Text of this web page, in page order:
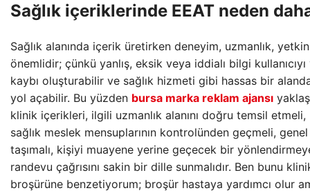
Sağlık içeriklerinde EEAT neden
Sağlık alanında içerik üretirken deneyim, uzmanlık,
önemlidir; çünkü yanlış, eksik veya iddialı bilgi
kaybı oluşturabilir ve sağlık hizmeti gibi hassas bir
yol açabilir. Bu yüzden bursa marka reklam ajansı
klinik içerikleri, ilgili uzmanlık alanını doğru temsil
sağlık meslek mensuplarının kontrolünden geçmeli,
taşımalı, kişiyi muayene yerine geçecek bir
randevu çağrısını sakin bir dille sunmalıdır. Ben bunu
broşürüne benzetiyorum; broşür hastaya yardımcı olur